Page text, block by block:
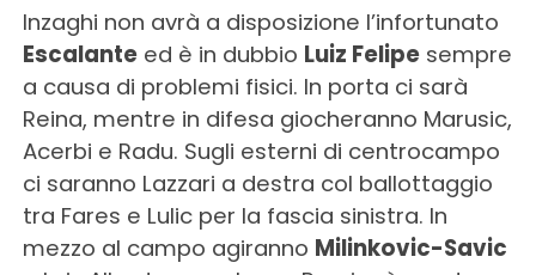
Inzaghi non avrà a disposizione l’infortunato
Escalanteed è in dubbio Luiz Felipesempre
a causa di problemi fisici. In porta ci sarà
Reina, mentre in difesa giocheranno Marusic,
Acerbi e Radu. Sugli esterni di centrocampo
ci saranno Lazzari a destra col ballottaggio
tra Fares e Lulic per la fascia sinistra. In
mezzo al campo agiranno Milinkovic-Savic